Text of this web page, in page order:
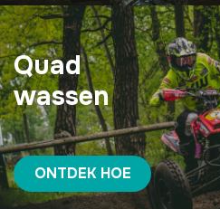
Quad
wassen
ONTDEK HOE